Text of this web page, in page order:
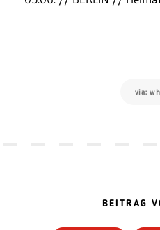
via:
BEITRAG